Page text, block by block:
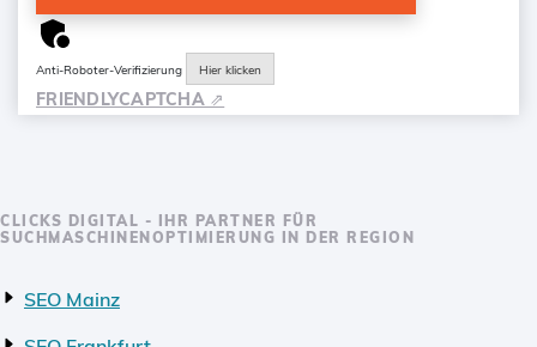
Anti-Roboter-Verifizierung Hier klicken
FRIENDLYCAPTCHA ⇗
CLICKS DIGITAL - IHR PARTNER FÜR
SUCHMASCHINENOPTIMIERUNG IN DER REGION
SEO Mainz